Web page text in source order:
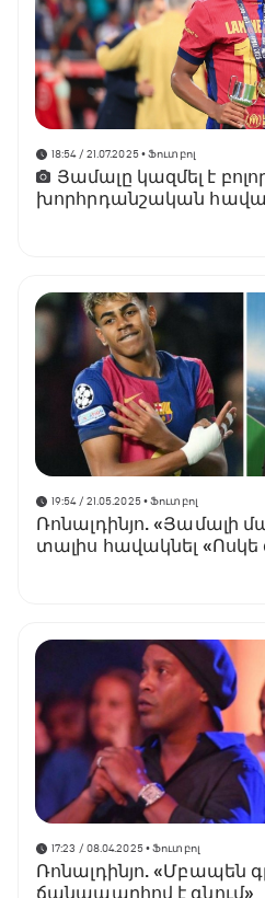
18:54 / 21.07.2025• Ֆուտբոլ
Յամալը կազմել է
խորհրդանշական
19:54 / 21.05.2025• Ֆուտբոլ
Ռոնալդինյո. «Յամալի
տալիս հավակնել «Ոսկե
17:23 / 08.04.2025• Ֆուտբոլ
Ռոնալդինյո. «Մբապեն
ճանապարհով է գնում»